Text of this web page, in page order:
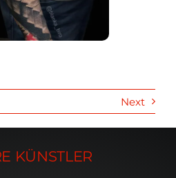
Next
KÜNSTLER